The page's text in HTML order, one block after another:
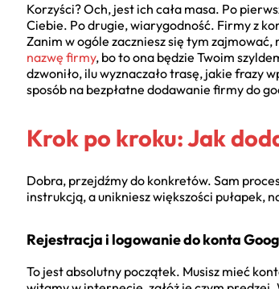
Korzyści? Och, jest ich cała masa. Po
Ciebie. Po drugie, wiarygodność. Firmy z
Zanim w ogóle zaczniesz się tym
nazwę firmy, bo to ona będzie Twoim
dzwoniło, ilu wyznaczało trasę, jakie frazy
sposób na bezpłatne dodawanie firmy do
Krok po kroku: Jak
Dobra, przejdźmy do konkretów. Sam
instrukcją, a unikniesz większości pułapek,
Rejestracja i logowanie do konta
To jest absolutny początek. Musisz mieć